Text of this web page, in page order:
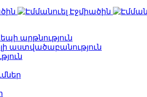
արթնություն
աստվածաբանություն